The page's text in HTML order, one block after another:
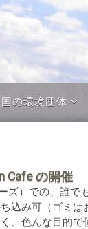
の環境団体
の環境団体
Cafe の開催
ズ）での、誰で
込み可（ゴミは
、色んな目的で